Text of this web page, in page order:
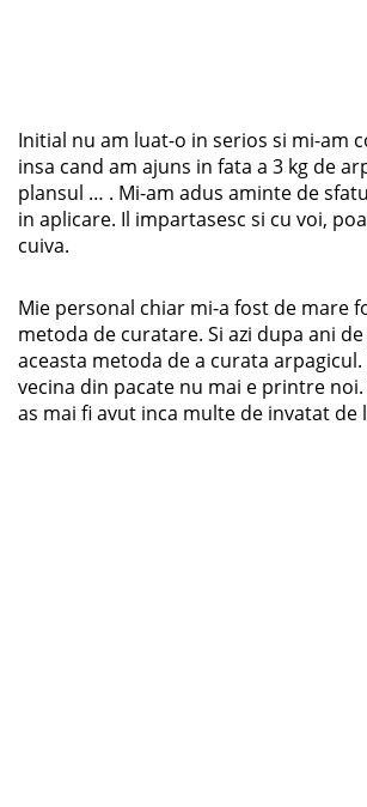
Initial nu am luat-o in serios si mi-am
insa cand am ajuns in fata a 3 kg de
plansul … . Mi-am adus aminte de
in aplicare. Il impartasesc si cu voi,
cuiva.
Mie personal chiar mi-a fost de mare
metoda de curatare. Si azi dupa ani
aceasta metoda de a curata
vecina din pacate nu mai e printre
as mai fi avut inca multe de invatat de